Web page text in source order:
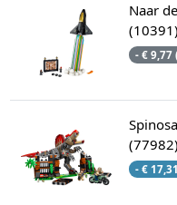
Naar
(10391)
- € 9,77
(77982)
- €